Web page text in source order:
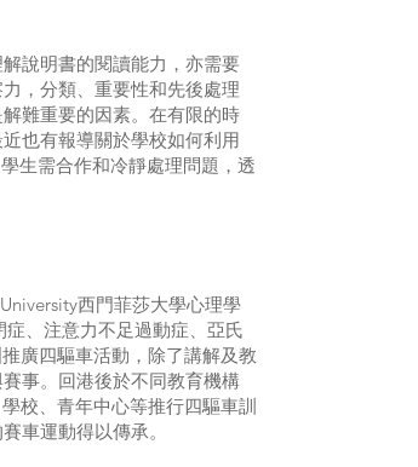
說明書的閱讀能力，亦需要
，分類、重要性和先後處理
難重要的因素。在有限的時
也有報導關於學校如何利用
生需合作和冷靜處理問題，透
西門菲莎大學心理學
、注意力不足過動症、亞氏
廣四驅車活動，除了講解及教
事。回港後於不同教育機構
校、青年中心等推行四驅車訓
車運動得以傳承。